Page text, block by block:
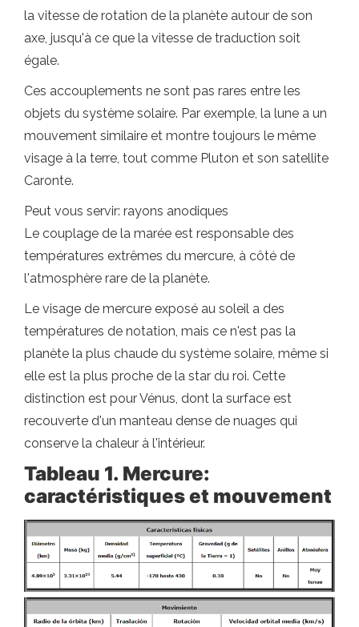
la vitesse de rotation de la planète autour de son
axe, jusqu'à ce que la vitesse de traduction soit
égale.
Ces accouplements ne sont pas rares entre les
objets du système solaire. Par exemple, la lune a un
mouvement similaire et montre toujours le même
visage à la terre, tout comme Pluton et son satellite
Caronte.
Peut vous servir: rayons anodiques
Le couplage de la marée est responsable des
températures extrêmes du mercure, à côté de
l'atmosphère rare de la planète.
Le visage de mercure exposé au soleil a des
températures de notation, mais ce n'est pas la
planète la plus chaude du système solaire, même si
elle est la plus proche de la star du roi. Cette
distinction est pour Vénus, dont la surface est
recouverte d'un manteau dense de nuages ​​qui
conserve la chaleur à l'intérieur.
Tableau 1. Mercure:
caractéristiques et mouvement